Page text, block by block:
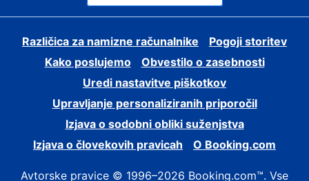
Različica za namizne računalnike
Pogoji storitev
Kako poslujemo
Obvestilo o zasebnosti
Uredi nastavitve piškotkov
Upravljanje personaliziranih priporočil
Izjava o sodobni obliki suženjstva
Izjava o človekovih pravicah
O Booking.com
Avtorske pravice © 1996–2026 Booking.com™. Vse